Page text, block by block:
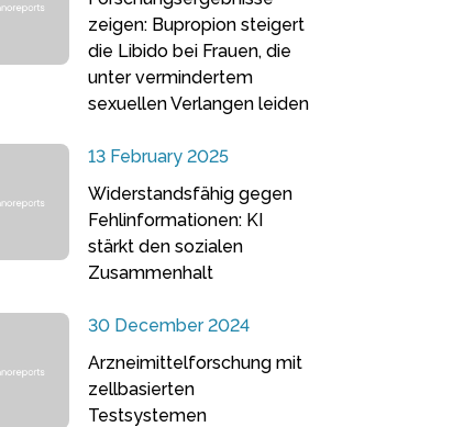
zeigen: Bupropion steigert
die Libido bei Frauen, die
unter vermindertem
sexuellen Verlangen leiden
13 February 2025
Widerstandsfähig gegen
Fehlinformationen: KI
stärkt den sozialen
Zusammenhalt
30 December 2024
Arzneimittelforschung mit
zellbasierten
Testsystemen